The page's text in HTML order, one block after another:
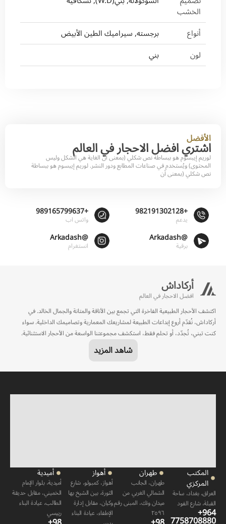
الخشب
أنواع
برجسته, سيراميك الطين الأبيض
لون
بني
الأفضل
اشتري افضل الاحجار في العالم
لوريم إيبسوم هو ببساطة نص شكلي (بمعنى أن الغاية هي الشكل وليس
المحتوى) ويُستخدم في صناعات المطابع ودور النشر. لوريم إيبسوم هو ببساطة
نص شكلي (بمعنى أن
+982191302128
يدعم
+989165799637
واتس اب
@Arkadash
برقية
@Arkadash
انستغرام
أركاداش
افضل الاحجار في العالم
اكتشف الأحجار الطبيعية الفاخرة التي تجمع بين الأناقة والمتانة والجمال الخالد. في
أركاداش، نُقدّم أروع إبداعات الطبيعة لمشاريعك المعمارية وتصاميمك الداخلية. سواء
كنت تبني، تُجدّد، أو تحلم فقط، استكشف مجموعتنا الواسعة من الأحجار الاستثنائية.
شاهد المزيد
المكتب
المركزي
العراق، بغداد، ساحة
القبلة، شارع الفود
+964
طهران
طهران، الجانب
الشمالي الغربي من
ميدان ونك، المبنى رقم
٢٥٩٦
أهواز
أهواز، كمبولو، شارع
الثورة، بين الشيخ بها
وكيان، مقابل إدارة
الإطفاء، عيادة البناء
أميدية
أميدية، بلوار الإمام
الخميني، مقابل حديقة
الطالب، عيادة البناء
رييسي